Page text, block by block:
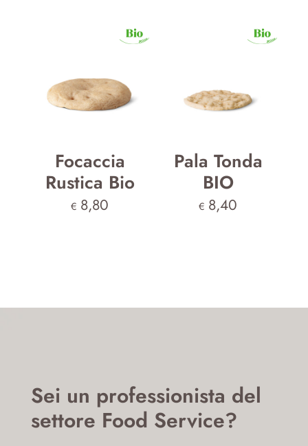
Focaccia
Rustica Bio
€ 8,80
Pala Tonda
BIO
€ 8,40
Sei un professionista del
settore Food Service?